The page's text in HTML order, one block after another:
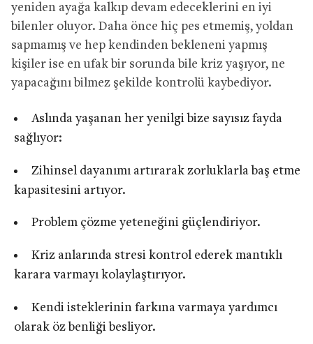
yeniden ayağa kalkıp devam edeceklerini en iyi
bilenler oluyor. Daha önce hiç pes etmemiş, yoldan
sapmamış ve hep kendinden bekleneni yapmış
kişiler ise en ufak bir sorunda bile kriz yaşıyor, ne
yapacağını bilmez şekilde kontrolü kaybediyor.
Aslında yaşanan her yenilgi bize sayısız fayda
sağlıyor:
Zihinsel dayanımı artırarak zorluklarla baş etme
kapasitesini artıyor.
Problem çözme yeteneğini güçlendiriyor.
Kriz anlarında stresi kontrol ederek mantıklı
karara varmayı kolaylaştırıyor.
Kendi isteklerinin farkına varmaya yardımcı
olarak öz benliği besliyor.